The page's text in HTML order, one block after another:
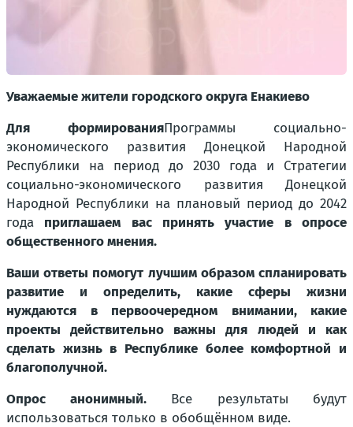
Уважаемые жители городского округа Енакиево
Для формированияПрограммы социально-
экономического развития Донецкой Народной
Республики на период до 2030 года и Стратегии
социально-экономического развития Донецкой
Народной Республики на плановый период до 2042
года приглашаем вас принять участие в опросе
общественного мнения.
Ваши ответы помогут лучшим образом спланировать
развитие и определить, какие сферы жизни
нуждаются в первоочередном внимании, какие
проекты действительно важны для людей и как
сделать жизнь в Республике более комфортной и
благополучной.
Опрос анонимный.Все результаты будут
использоваться только в обобщённом виде.